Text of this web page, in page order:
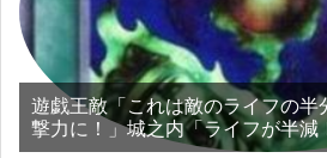
遊戯王敵「これは敵のライフの半
撃力に！」城之内「ライフが半減